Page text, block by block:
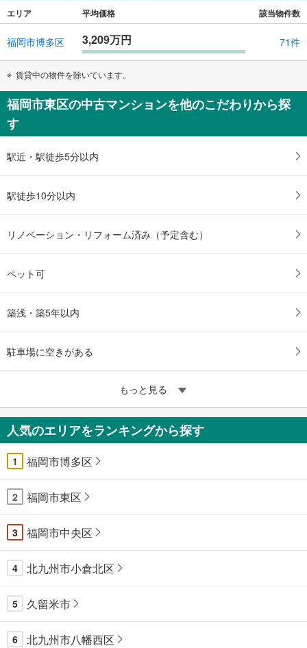
エリア 平均価格 該当物件数
福岡市博多区 3,209万円 71件
賃貸中の物件を除いています。
福岡市東区の中古マンションを他のこだわりから探
す
駅近・駅徒歩5分以内
駅徒歩10分以内
リノベーション・リフォーム済み（予定含む）
ペット可
築浅・築5年以内
駐車場に空きがある
もっと見る
人気のエリアをランキングから探す
1 福岡市博多区
2 福岡市東区
3 福岡市中央区
4 北九州市小倉北区
5 久留米市
6 北九州市八幡西区